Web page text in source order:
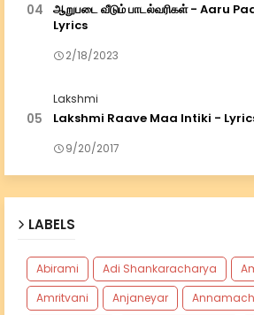
ஆறுபடை வீடும் பாடல்வரிகள் - Aaru
Lyrics
2/18/2023
Lakshmi
Lakshmi Raave Maa Intiki -
9/20/2017
LABELS
Abirami Adi Shankaracharya
Amritvani
Anjaneyar